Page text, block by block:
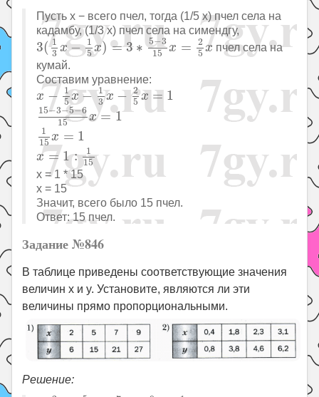
Пусть x − всего пчел, тогда (1/5 x) пчел села на
кадамбу, (1/3 x) пчел села на симендгу,
3( 1
3 x − 1
5 x) = 3 ∗ 5−3
15
x =
2
5 x
3(13x−15x)=3∗5−315 x= 25x
пчел села на
кумай.
Составим уравнение:
x − 1
5 x − 1
3 x − 2
5 x = 1
x−15x−13x−25x=1
15−3−5−6
15
x = 1
15−3−5− 615x 1
1
15 x = 1
115x= 1
x = 1 :
1
15
x=1: 1
x = 1 * 15
х = 15
Значит, всего было 15 пчел.
Ответ: 15 пчел.
Задание №846
В таблице приведены соответствующие значения
величин x и y. Установите, являются ли эти
величины прямо пропорциональными.
Решение: